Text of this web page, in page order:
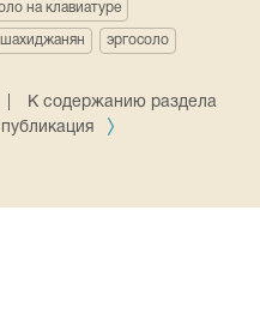
на клавиатуре
шахиджанян эргосоло
К содержанию раздела